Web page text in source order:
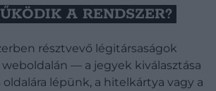
A RENDSZER?
résztvevő légitársaságok
— a jegyek kiválasztása
lépünk, a hitelkártya vagy a